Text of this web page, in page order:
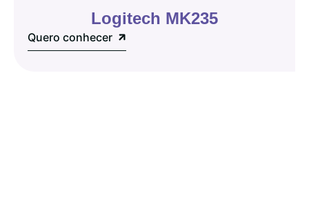
Logitech MK235
Quero conhecer